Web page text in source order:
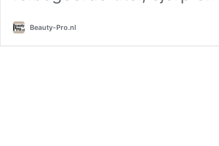
Beauty-Pro.nl